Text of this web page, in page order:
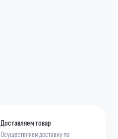
Доставляем товар
Осуществляем доставку по